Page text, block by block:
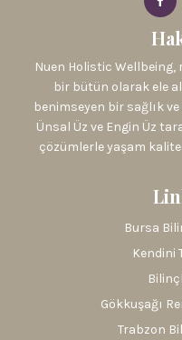
Nuen Holistic Wellbeing,
bir bütün olarak ele
benimseyen bir sağlık
Ünsal Üz ve Engin Üz
çözümlerle yaşam
Bursa
Kendini
Gökkuşağı
Trabzon